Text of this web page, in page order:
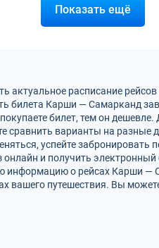
Показать ещё
актуальное расписание
билета Карши — Самарканд
билет, тем он
варианты на разные
успейте забронировать
и получить электронный
о рейсах Карши —
вашего путешествия. Вы